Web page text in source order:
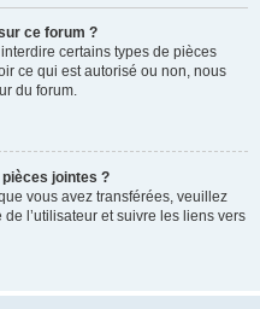
ce forum ?
certains types de pièces
ce qui est autorisé ou non, nous
du forum.
jointes ?
vous avez transférées, veuillez
l’utilisateur et suivre les liens vers